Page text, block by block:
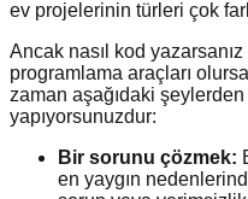
ev projelerinin türleri çok
Ancak nasıl kod
programlama araçları
zaman aşağıdaki
yapıyorsunuzdur:
Bir sorunu çözmek:
en yaygın